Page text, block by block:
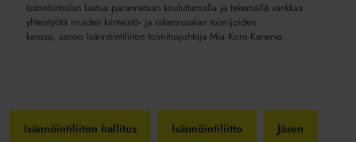
Isännöintialan laatua parannetaan kouluttamalla ja tekemällä vankkaa
yhteistyötä muiden kiinteistö- ja rakennusalan toimijoiden
kanssa, sanoo Isännöintiliiton toimitusjohtaja Mia Koro-Kanerva.
Isännöintiliiton hallitus Isännöintiliitto Jäsen